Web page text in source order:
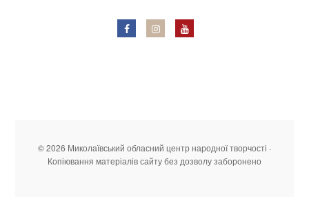
© 2026 Миколаївський обласний центр народної творчості ·
Копіювання матеріалів сайту без дозволу заборонено